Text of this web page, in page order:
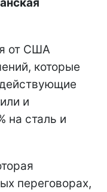
от США
которые
и
на сталь и
переговорах,